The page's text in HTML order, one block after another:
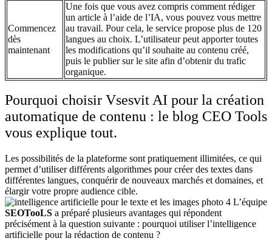
Commencez
dès
maintenant
Une fois que vous avez compris comment rédiger
un article à l’aide de l’IA, vous pouvez vous mettre
au travail. Pour cela, le service propose plus de 120
langues au choix. L’utilisateur peut apporter toutes
les modifications qu’il souhaite au contenu créé,
puis le publier sur le site afin d’obtenir du trafic
organique.
Pourquoi choisir Vsesvit AI pour la création
automatique de contenu : le blog CEO Tools
vous explique tout.
Les possibilités de la plateforme sont pratiquement illimitées, ce qui
permet d’utiliser différents algorithmes pour créer des textes dans
différentes langues, conquérir de nouveaux marchés et domaines, et
élargir votre propre audience cible.
L’équipe
SEOTooLS a préparé plusieurs avantages qui répondent
précisément à la question suivante : pourquoi utiliser l’intelligence
artificielle pour la rédaction de contenu ?